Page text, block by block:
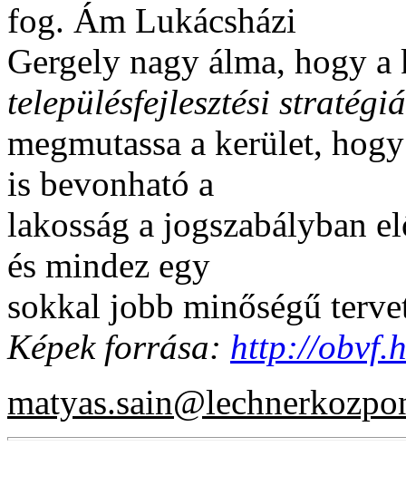
fog. Ám Lukácsházi
Gergely nagy álma, hogy
településfejlesztési
megmutassa a kerület,
is bevonható a
lakosság a jogszabályban
és mindez egy
sokkal jobb minőségű
Képek forrása: http://